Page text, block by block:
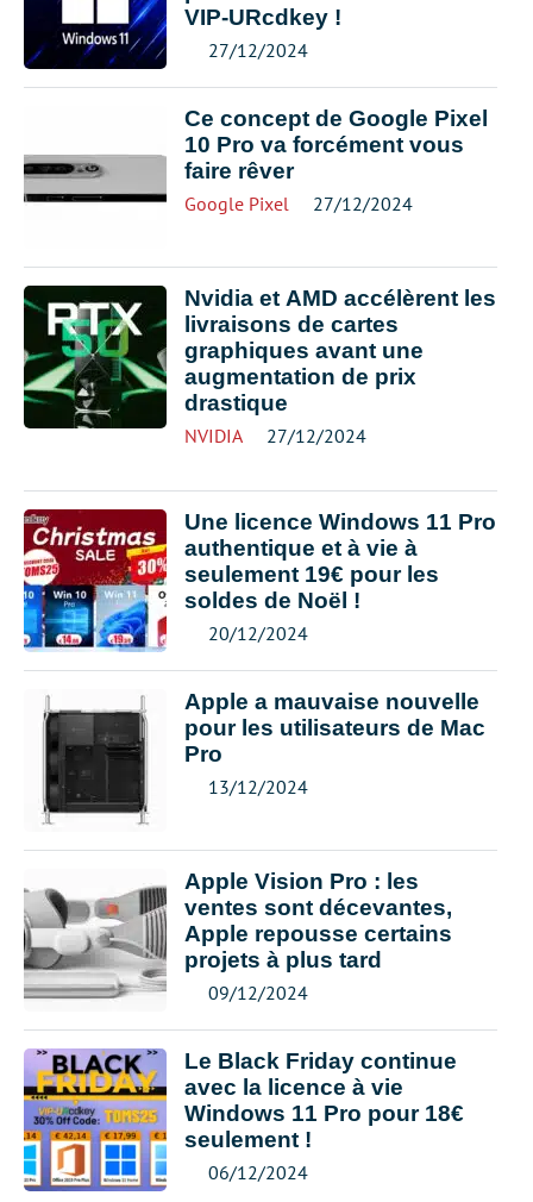
VIP-URcdkey !
27/12/2024
Ce concept de Google Pixel
10 Pro va forcément vous
faire rêver
Google Pixel 27/12/2024
Nvidia et AMD accélèrent les
livraisons de cartes
graphiques avant une
augmentation de prix
drastique
NVIDIA 27/12/2024
Une licence Windows 11 Pro
authentique et à vie à
seulement 19€ pour les
soldes de Noël !
20/12/2024
Apple a mauvaise nouvelle
pour les utilisateurs de Mac
Pro
13/12/2024
Apple Vision Pro : les
ventes sont décevantes,
Apple repousse certains
projets à plus tard
09/12/2024
Le Black Friday continue
avec la licence à vie
Windows 11 Pro pour 18€
seulement !
06/12/2024